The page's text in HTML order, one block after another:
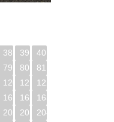
38 39
40
79 80
81
120 121
122
161 162
163
202 203
204